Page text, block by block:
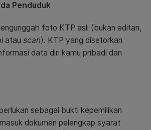
Penduduk
foto KTP asli (bukan editan,
atau scan). KTP yang disetorkan
data diri kamu pribadi dan
sebagai bukti kepemilikan
dokumen pelengkap syarat